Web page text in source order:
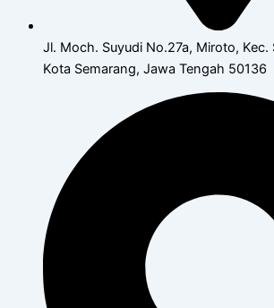
Jl. Moch. Suyudi No.27a, Miroto, Kec.
Kota Semarang, Jawa Tengah 50136